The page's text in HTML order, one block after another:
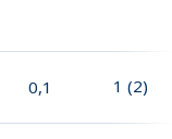
0,1 1 (2)